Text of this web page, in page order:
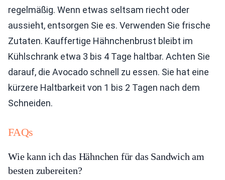
regelmäßig. Wenn etwas seltsam riecht oder
aussieht, entsorgen Sie es. Verwenden Sie frische
Zutaten. Kauffertige Hähnchenbrust bleibt im
Kühlschrank etwa 3 bis 4 Tage haltbar. Achten Sie
darauf, die Avocado schnell zu essen. Sie hat eine
kürzere Haltbarkeit von 1 bis 2 Tagen nach dem
Schneiden.
FAQs
Wie kann ich das Hähnchen für das Sandwich am
besten zubereiten?